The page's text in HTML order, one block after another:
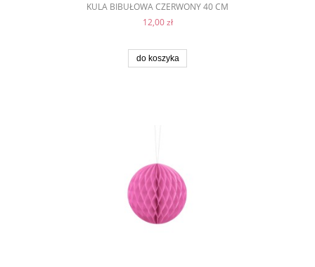
KULA BIBUŁOWA CZERWONY 40 CM
12,00 zł
do koszyka